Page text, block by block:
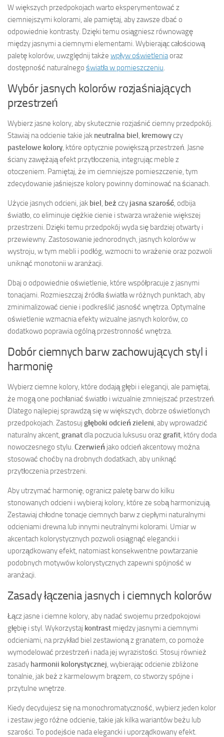
W większych przedpokojach warto eksperymentować z
ciemniejszymi kolorami, ale pamiętaj, aby zawsze dbać o
odpowiednie kontrasty. Dzięki temu osiągniesz równowagę
między jasnymi a ciemnymi elementami. Wybierając całościową
paletę kolorów, uwzględnij także wpływ oświetleniaoraz
dostępność naturalnego światła w pomieszczeniu
Wybór jasnych kolorów rozjaśniających
przestrzeń
Wybierz jasne kolory, aby skutecznie rozjaśnić ciemny przedpokój.
Stawiaj na odcienie takie jak neutralna biel kremowyczy
pastelowe kolory , które optycznie powiększą przestrzeń. Jasne
ściany zawężają efekt przytłoczenia, integrując meble z
otoczeniem. Pamiętaj, że im ciemniejsze pomieszczenie, tym
zdecydowanie jaśniejsze kolory powinny dominować na ścianach.
Użycie jasnych odcieni, jak biel beż czy jasna szarość , odbija
światło, co eliminuje ciężkie cienie i stwarza wrażenie większej
przestrzeni. Dzięki temu przedpokój wyda się bardziej otwarty i
przewiewny. Zastosowanie jednorodnych, jasnych kolorów w
wystroju, w tym mebli i podłóg, wzmocni to wrażenie oraz pozwoli
uniknąć monotonii w aranżacji.
Dbaj o odpowiednie oświetlenie, które współpracuje z jasnymi
tonacjami. Rozmieszczaj źródła światła w różnych punktach, aby
zminimalizować cienie i podkreślić jasność wnętrza. Optymalne
oświetlenie wzmacnia efekty wizualne jasnych kolorów, co
dodatkowo poprawia ogólną przestronność wnętrza.
Dobór ciemnych barw zachowujących styl i
harmonię
Wybierz ciemne kolory, które dodają głębi i elegancji, ale pamiętaj,
że mogą one pochłaniać światło i wizualnie zmniejszać przestrzeń.
Dlatego najlepiej sprawdzą się w większych, dobrze oświetlonych
przedpokojach. Zastosuj głęboki odcień zieleni , aby wprowadzić
naturalny akcent, granatdla poczucia luksusu orazgrafit , który doda
nowoczesnego stylu. Czerwień jako odcień akcentowy można
stosować сhoćby na drobnych dodatkach, aby uniknąć
przytłoczenia przestrzeni.
Aby utrzymać harmonię, ogranicz paletę barw do kilku
stonowanych odcieni i wybieraj kolory, które ze sobą harmonizują.
Zestawiaj chłodne tonacje ciemnych barw z ciepłymi naturalnymi
odcieniami drewna lub innymi neutralnymi kolorami. Umiar w
akcentach kolorystycznych pozwoli osiągnąć elegancki i
uporządkowany efekt, natomiast konsekwentne powtarzanie
podobnych motywów kolorystycznych zapewni spójność w
aranżacji.
Zasady łączenia jasnych i ciemnych kolorów
Łącz jasne i ciemne kolory, aby nadać swojemu przedpokojowi
głębię i styl. Wykorzystaj kontrast między jasnymi a ciemnymi
odcieniami, na przykład biel zestawioną z granatem, co pomoże
wymodelować przestrzeń i nada jej wyrazistości. Stosuj również
zasady harmonii kolorystycznej , wybierając odcienie zbliżone
tonalnie, jak beż z karmelowym brązem, co stworzy spójne i
przytulne wnętrze.
Kiedy decydujesz się na monochromatyczność, wybierz jeden kolor
i zestaw jego różne odcienie, takie jak kilka wariantów beżu lub
szarości. To podejście nada elegancki i uporządkowany efekt.